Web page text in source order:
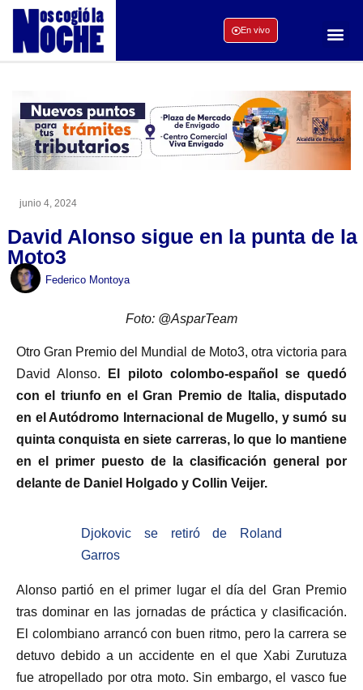
En vivo
junio 4, 2024
David Alonso sigue en la punta de la
Moto3
Federico Montoya
Foto: @AsparTeam
Otro Gran Premio del Mundial de Moto3, otra victoria para
David Alonso.
El piloto colombo-español se quedó
con el triunfo en el Gran Premio de Italia, disputado
en el Autódromo Internacional de Mugello, y sumó su
quinta conquista en siete carreras, lo que lo mantiene
en el primer puesto de la clasificación general por
delante de Daniel Holgado y Collin Veijer.
Djokovic se retiró de Roland
Garros
Alonso partió en el primer lugar el día del Gran Premio
tras dominar en las jornadas de práctica y clasificación.
El colombiano arrancó con buen ritmo, pero la carrera se
detuvo debido a un accidente en el que Xabi Zurutuza
fue atropellado por otra moto. Sin embargo, el vasco fue